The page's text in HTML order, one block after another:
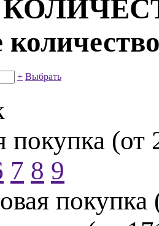
+ Выбрать
покупка
7 8 9